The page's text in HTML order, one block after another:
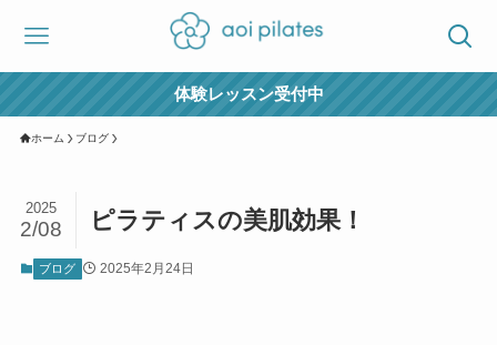
体験レッスン受付中
ホーム ブログ
ピラティスの美肌効果！
2025
2/08
ブログ 2025年2月24日